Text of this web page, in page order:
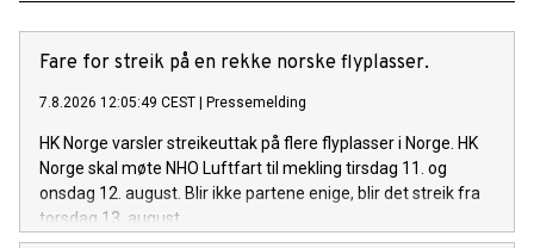
Fare for streik på en rekke norske flyplasser.
7.8.2026 12:05:49 CEST | Pressemelding
HK Norge varsler streikeuttak på flere flyplasser i Norge. HK
Norge skal møte NHO Luftfart til mekling tirsdag 11. og
onsdag 12. august. Blir ikke partene enige, blir det streik fra
torsdag 13. august.